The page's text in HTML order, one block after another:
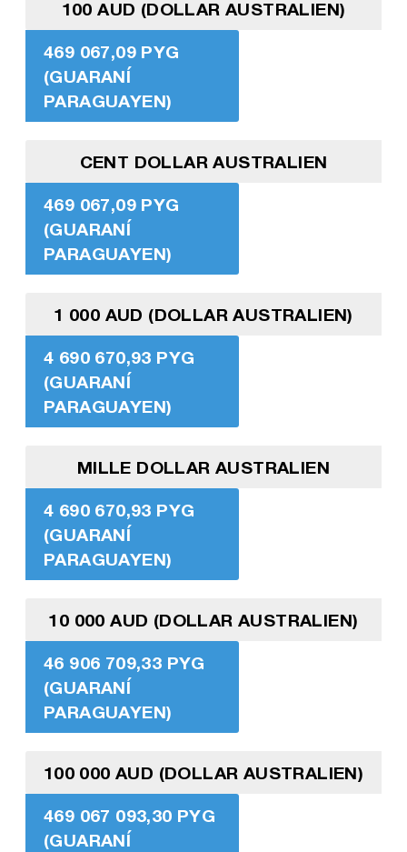
100 AUD (DOLLAR AUSTRALIEN)
469 067,09 PYG
(GUARANÍ
PARAGUAYEN)
CENT DOLLAR AUSTRALIEN
469 067,09 PYG
(GUARANÍ
PARAGUAYEN)
1 000 AUD (DOLLAR AUSTRALIEN)
4 690 670,93 PYG
(GUARANÍ
PARAGUAYEN)
MILLE DOLLAR AUSTRALIEN
4 690 670,93 PYG
(GUARANÍ
PARAGUAYEN)
10 000 AUD (DOLLAR AUSTRALIEN)
46 906 709,33 PYG
(GUARANÍ
PARAGUAYEN)
100 000 AUD (DOLLAR AUSTRALIEN)
469 067 093,30 PYG
(GUARANÍ